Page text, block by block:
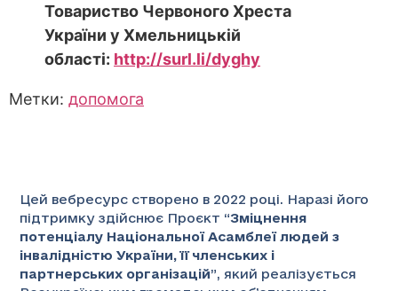
Товариство Червоного Хреста
України у Хмельницькій
області: http://surl.li/dyghy
Метки: допомога
Цей вебресурс створено в 2022 році. Наразі його
підтримку здійснює Проєкт “Зміцнення
потенціалу Національної Асамблеї людей з
інвалідністю України, її членських і
партнерських організацій”, який реалізується